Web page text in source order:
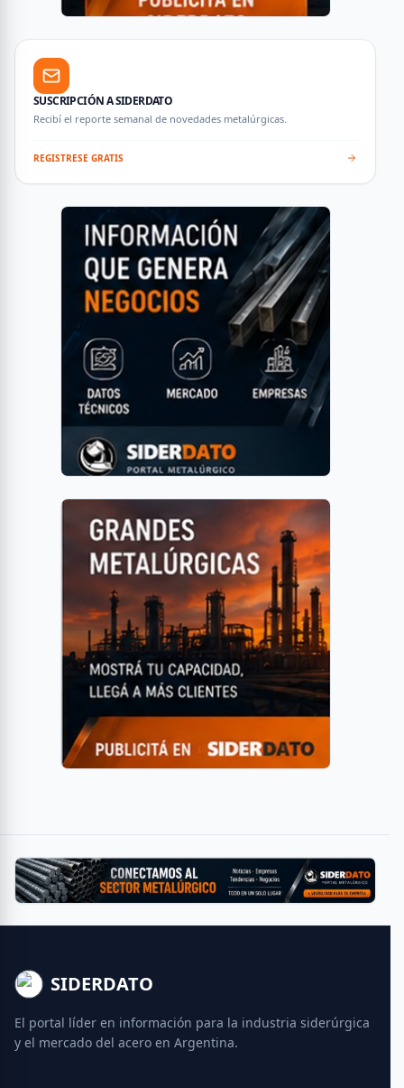
SUSCRIPCIÓN A SIDERDATO
Recibí el reporte semanal de novedades metalúrgicas.
REGISTRESE GRATIS
SIDERDATO
El portal líder en información para la industria siderúrgica
y el mercado del acero en Argentina.